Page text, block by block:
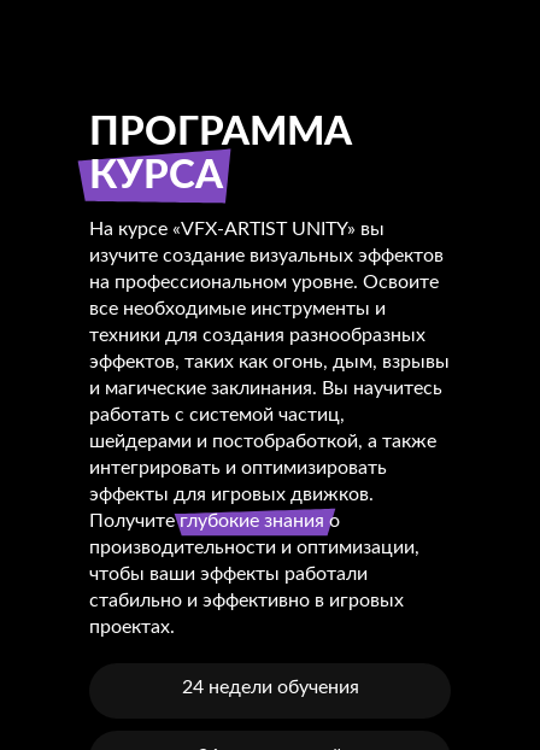
На курсе «VFX-ARTIST UNITY» вы
изучите создание визуальных эффектов
на профессиональном уровне. Освоите
все необходимые инструменты и
техники для создания разнообразных
эффектов, таких как огонь, дым, взрывы
и магические заклинания. Вы научитесь
работать с системой частиц,
шейдерами и постобработкой, а также
интегрировать и оптимизировать
эффекты для игровых движков.
Получите глубокие знания о
производительности и оптимизации,
чтобы ваши эффекты работали
стабильно и эффективно в игровых
проектах.
ПРОГРАММА
КУРСА
24 недели обучения